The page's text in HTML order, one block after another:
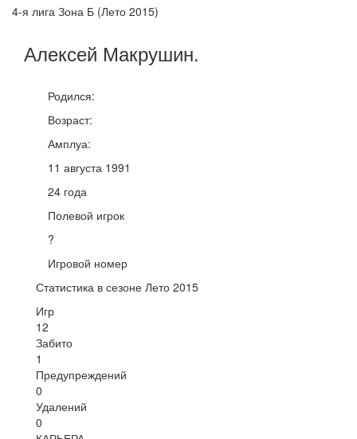
4-я лига Зона Б (Лето 2015)
Алексей Макрушин.
Родился:
Возраст:
Амплуа:
11 августа 1991
24 года
Полевой игрок
?
Игровой номер
Статистика в сезоне Лето 2015
Игр
12
Забито
1
Предупреждений
0
Удалений
0